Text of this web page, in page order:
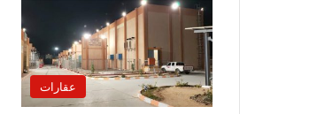
عقارات